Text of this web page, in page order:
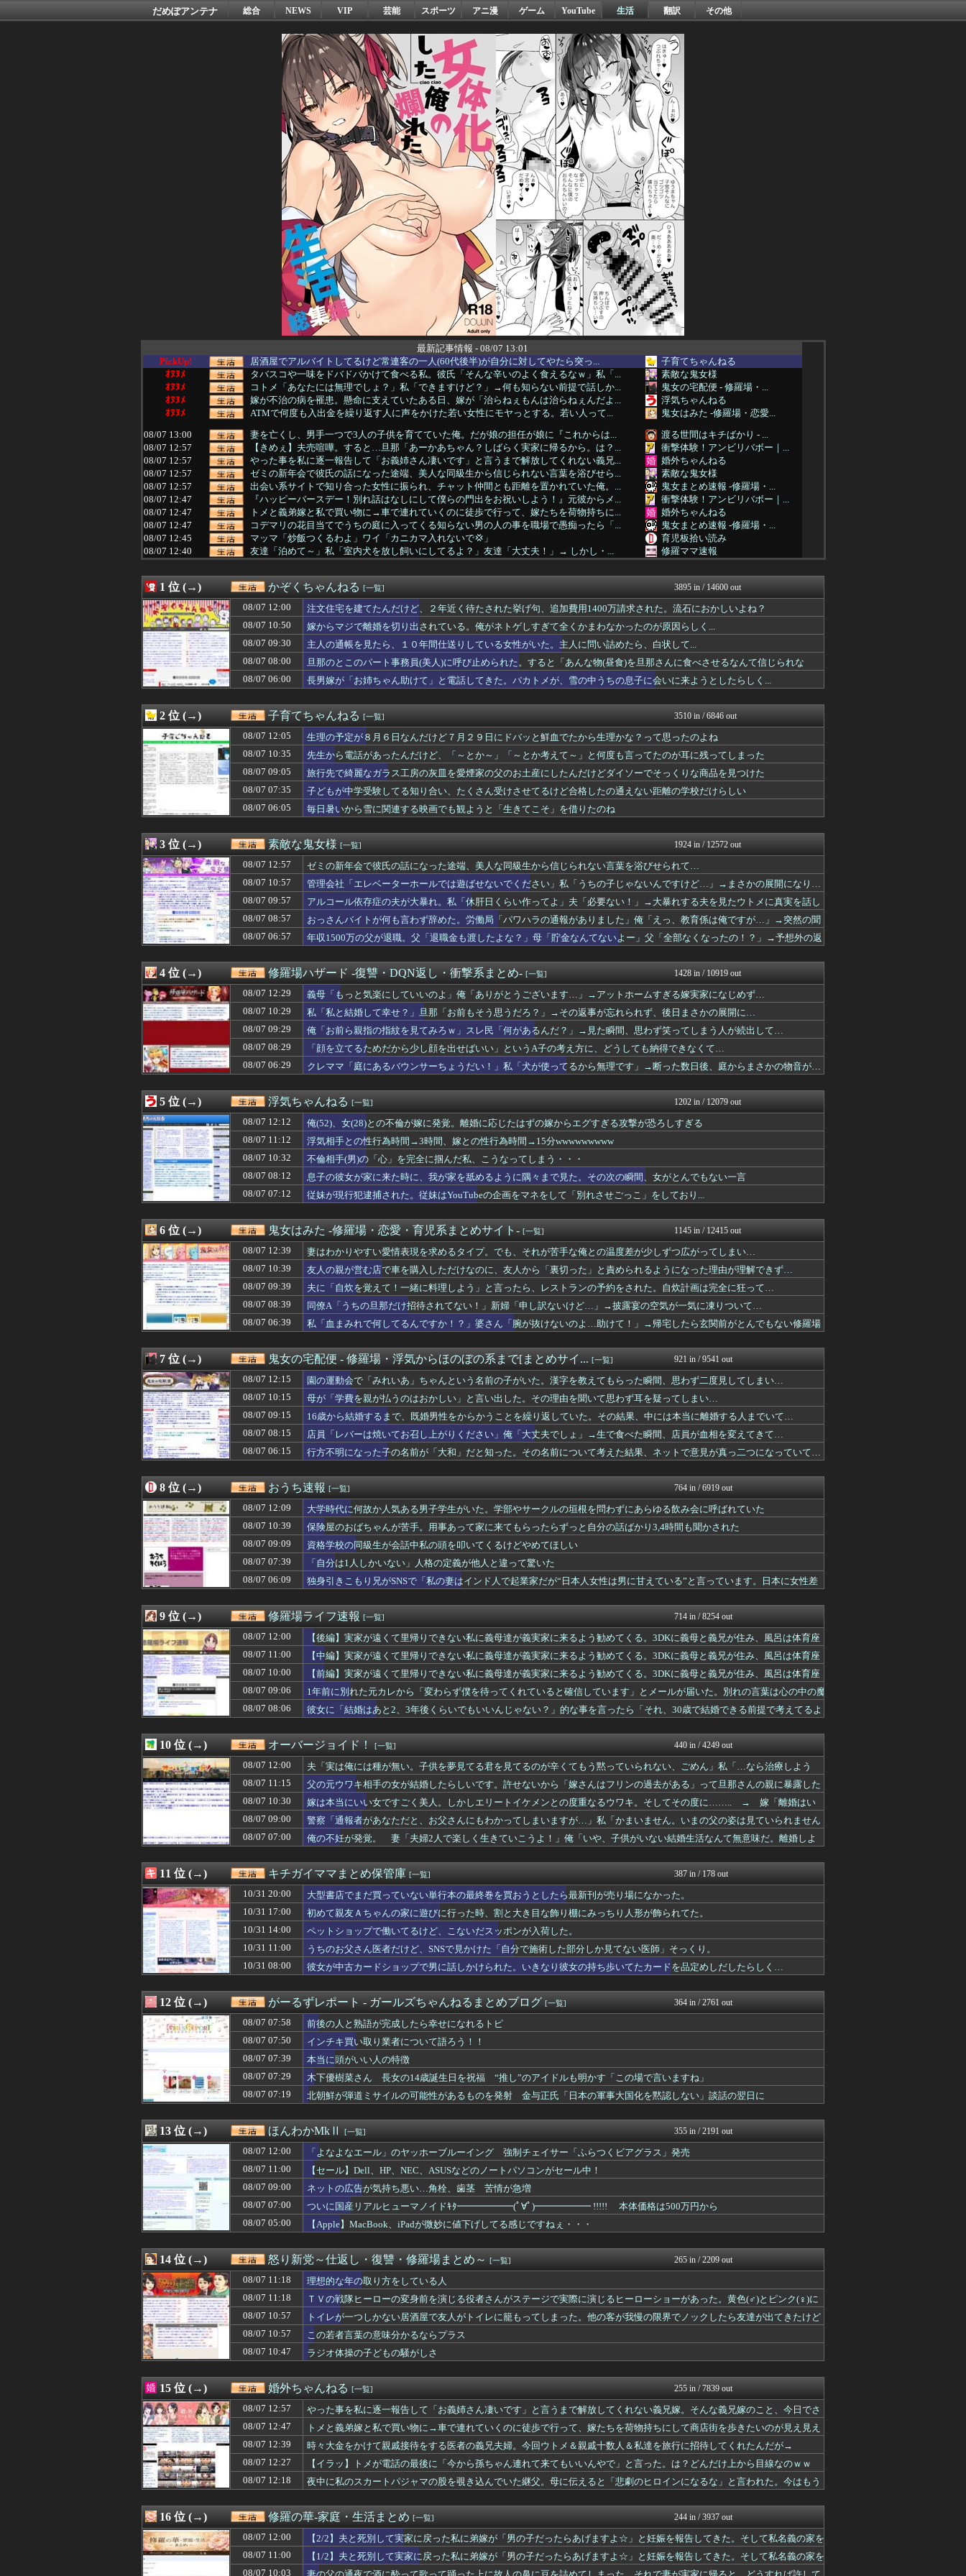
だめぽアンテナ 総合 NEWS VIP 芸能 スポーツ アニ漫 ゲーム YouTube 生活 翻訳 その他
最新記事情報 - 08/07 13:01
PickUp!
居酒屋でアルバイトしてるけど常連客の一人(60代後半)が自分に対してやたら突っ...
子育てちゃんねる
ｵﾇﾇﾒ
タバスコや一味をドバドバかけて食べる私。彼氏「そんな辛いのよく食えるなｗ」私「...
素敵な鬼女様
ｵﾇﾇﾒ
コトメ「あなたには無理でしょ？」私「できますけど？」→何も知らない前提で話しか...
鬼女の宅配便 - 修羅場・...
ｵﾇﾇﾒ
嫁が不治の病を罹患。懸命に支えていたある日、嫁が「治らねぇもんは治らねぇんだよ...
浮気ちゃんねる
ｵﾇﾇﾒ
ATMで何度も入出金を繰り返す人に声をかけた若い女性にモヤっとする。若い人って...
鬼女はみた -修羅場・恋愛...
08/07 13:00
妻を亡くし、男手一つで3人の子供を育てていた俺。だが娘の担任が娘に『これからは...
渡る世間はキチばかり - ...
08/07 12:57
【きめぇ】夫売喧嘩。すると…旦那「あーかあちゃん？しばらく実家に帰るから。は？...
衝撃体験！アンビリバボー｜...
08/07 12:57
やった事を私に逐一報告して「お義姉さん凄いです」と言うまで解放してくれない義兄...
婚外ちゃんねる
08/07 12:57
ゼミの新年会で彼氏の話になった途端、美人な同級生から信じられない言葉を浴びせら...
素敵な鬼女様
08/07 12:57
出会い系サイトで知り合った女性に振られ、チャット仲間とも距離を置かれていた俺。...
鬼女まとめ速報 -修羅場・...
08/07 12:47
『ハッピーバースデー！別れ話はなしにして僕らの門出をお祝いしよう！』元彼からメ...
衝撃体験！アンビリバボー｜...
08/07 12:47
トメと義弟嫁と私で買い物に→車で連れていくのに徒歩で行って、嫁たちを荷物持ちに...
婚外ちゃんねる
08/07 12:47
コデマリの花目当てでうちの庭に入ってくる知らない男の人の事を職場で愚痴ったら「...
鬼女まとめ速報 -修羅場・...
08/07 12:45
マッマ「炒飯つくるわよ」ワイ「カニカマ入れないで💢」
育児板拾い読み
08/07 12:40
友達「泊めて～」私「室内犬を放し飼いにしてるよ？」友達「大丈夫！」→ しかし・...
修羅ママ速報
08/07 12:39
受験のプレッシャーで反抗期が酷くなってきた息子に「お前が馬鹿なせいで俺も馬鹿な...
衝撃体験！アンビリバボー｜...
08/07 12:39
時々大金をかけて親戚接待をする医者の義兄夫婦。今回ウトメ＆親戚十数人＆私達を旅...
婚外ちゃんねる
08/07 12:39
妻はわかりやすい愛情表現を求めるタイプ。でも、それが苦手な俺との温度差が少しず...
鬼女はみた -修羅場・恋愛...
08/07 12:30
お茶入れたりコピー取るだけの仕事したい窓際族とかも憧れる
育児板拾い読み
08/07 12:29
義母「もっと気楽にしていいのよ」俺「ありがとうございます…」→アットホームすぎ...
修羅場ハザード -復讐・D...
08/07 12:27
実父の葬儀とコトメの結婚式が同じ日になってしまった→トメ「うちの人間なのに実家...
衝撃体験！アンビリバボー｜...
08/07 12:27
【正論乙】メシマズ嫁のご飯を息子が残した。「勿体ない！」とキレる嫁。すると息子...
鬼女まとめ速報 -修羅場・...
08/07 12:27
【イラッ】トメが電話の最後に「今から孫ちゃん連れて来てもいいんやで」と言った。...
婚外ちゃんねる
08/07 12:18
夜中に私のスカートパジャマの股を覗き込んでいた継父。母に伝えると「悲劇のヒロイ...
婚外ちゃんねる
08/07 12:18
ヒールの高い靴が好きだけど12センチヒールを履くとなぜか変な男に絡まれるときが...
衝撃体験！アンビリバボー｜...
08/07 12:15
園の運動会で「みれいあ」ちゃんという名前の子がいた。漢字を教えてもらった瞬間、...
鬼女の宅配便 - 修羅場・...
08/07 12:15
ゼット世代って今の14～30歳前後？
育児板拾い読み
08/07 12:12
俺(52)、女(28)との不倫が嫁に発覚。離婚に応じたはずの嫁からエグすぎる攻...
浮気ちゃんねる
08/07 12:10
【不倫】浮気する人はどうして言い訳が多いのか？
結婚・恋愛ニュースぷらす
08/07 12:09
大学時代に何故か人気ある男子学生がいた。学部やサークルの垣根を問わずにあらゆる...
おうち速報
08/07 12:05
生理の予定が８月６日なんだけど７月２９日にドバッと鮮血でたから生理かな？って思...
子育てちゃんねる
08/07 12:04
トメともめて、夫に言われしぶしぶ謝りに→怒っていたトメだが期限も一段落して帰ろ...
鬼女まとめ速報 -修羅場・...
08/07 12:04
義実家で甲子園を見ていた。義実家のある県代表校が勝ったので「良かったですね」と...
08/07 12:00
ランチ会に子供3人を連れてきたママ。子供1人や単身参加者と同額しか払おうとせず...
渡る世間はキチばかり - ...
08/07 12:00
夫「実は俺には種が無い。子供を夢見てる君を見てるのが辛くてもう黙っていられない...
オーバージョイド！
08/07 12:00
【後編】実家が遠くて里帰りできない私に義母達が義実家に来るよう勧めてくる。3D...
修羅場ライフ速報
08/07 12:00
ラインで稼げるとかいうの登録したけど「500円払え」だって
育児板拾い読み
08/07 12:00
【悲報】会社のトイレが異様に臭い理由⇒嘔吐現場を目撃された中途社員が『放った一...
修羅場まとめ速報
08/07 12:00
リュウジ氏「ダルい料理トップ10に入る」夏の定番料理は冷やし中華 「あり得ない...
気団談
08/07 12:00
【2/2】夫と死別して実家に戻った私に弟嫁が「男の子だったらあげますよ☆」と妊...
修羅の華-家庭・生活まとめ
08/07 12:00
注文住宅を建てたんだけど、２年近く待たされた挙げ句、追加費用1400万請求され...
かぞくちゃんねる
08/07 12:00
「よなよなエール」のヤッホーブルーイング 強制チェイサー「ふらつくビアグラス」...
ほんわかMkⅡ
08/07 11:57
元夫が私の住まいに近い病院に入院した→元夫「どうにか週に1回か2回だけでもいい...
衝撃体験！アンビリバボー｜...
08/07 11:57
40代のシングルマザーと結婚しようと思ってた。相手の子は中3の女の子。彼女は若...
鬼女まとめ速報 -修羅場・...
08/07 11:47
学校から「遊びの約束は行かせるな」と通達があったばかりなのに、息子が友達と映画...
衝撃体験！アンビリバボー｜...
08/07 11:47
妹が出産して以後だらしなくなったと愚痴る義弟。「離婚したら親権は絶対に僕がもら...
婚外ちゃんねる
08/07 11:47
最近よく遊びに来るようになった男の子に「宿題してからでないと遊べないよ」と断っ...
鬼女まとめ速報 -修羅場・...
発達におすすめのtodoリストない？
育児板拾い読み
08/07 11:40
自転車の女が転倒。私「（痛いだろうし、それ以上に恥ずかしいだろうな…）大丈夫で...
修羅ママ速報
08/07 11:18
理想的な年の取り方をしている人
怒り新党～仕返し・復讐・修...
08/07 11:18
ＴＶの戦隊ヒーローの変身前を演じる役者さんがステージで実際に演じるヒーローショ...
怒り新党～仕返し・復讐・修...
08/07 11:15
父の元ウワキ相手の女が結婚したらしいです。許せないから「嫁さんはフリンの過去が...
オーバージョイド！
08/07 11:12
浮気相手との性行為時間→3時間、嫁との性行為時間→15分wwwwwwwww
浮気ちゃんねる
08/07 11:00
【疑問】夫の愚痴連発「それ酷くない？」私『でも良いところもあって…』ハシゴを外...
修羅場まとめ速報
08/07 11:00
生涯治るかわからない病気で障害年金1級になった私。だが母に姪へのプレゼントを強...
渡る世間はキチばかり - ...
08/07 11:00
【中編】実家が遠くて里帰りできない私に義母達が義実家に来るよう勧めてくる。3D...
修羅場ライフ速報
08/07 11:00
【セール】Dell、HP、NEC、ASUSなどのノートパソコンがセール中！
08/07 11:00
44歳無職です。精神科に通院中で生活保護を受けてます。妻に酷いことばかりしたの...
すまいる(^-^)ぶろぐ
08/07 11:00
【1/2】夫と死別して実家に戻った私に弟嫁が「男の子だったらあげますよ☆」と妊...
修羅の華-家庭・生活まとめ
08/07 10:57
トイレが一つしかない居酒屋で友人がトイレに籠もってしまった。他の客が我慢の限界...
怒り新党～仕返し・復讐・修...
08/07 10:57
この若者言葉の意味分かるならプラス
08/07 10:50
嫁からマジで離婚を切り出されている。俺がネトゲしすぎて全くかまわなかったのが原...
かぞくちゃんねる
08/07 10:50
【問題山積み】結婚記念日に行為拒否された理由がコレwwww旦那の「アル中」生活...
気団まとめ-噫無情-｜嫁・...
08/07 10:47
ラジオ体操の子どもの騒がしさ
怒り新党～仕返し・復讐・修...
08/07 10:45
なに！？蜘蛛出たの！？
育児板拾い読み
08/07 10:39
年上の部下への注意の仕方
怒り新党～仕返し・復讐・修...
08/07 10:39
保険屋のおばちゃんが苦手。用事あって家に来てもらったらずっと自分の話ばかり3,...
おうち速報
08/07 10:39
カルティエ
怒り新党～仕返し・復讐・修...
08/07 10:39
友人の親が営む店で車を購入しただけなのに、友人から「裏切った」と責められるよう...
鬼女はみた -修羅場・恋愛...
08/07 10:32
不倫相手(男)の「心」を完全に掴んだ私、こうなってしまう・・・
浮気ちゃんねる
08/07 10:31
彼女が失踪して4年になるんだけど
08/07 10:30
【修羅場】嫁友が「浮気相手にして」→オレが応じないと嘘言いふらしやがった結果ｗ...
気団まとめ-噫無情-｜嫁・...
08/07 10:30
嫁は本当にいい女ですごく美人。しかしエリートイケメンとの度重なるウワキ。そして...
オーバージョイド！
08/07 10:29
私「私と結婚して幸せ？」旦那「お前もそう思うだろ？」→その返事が忘れられず、後...
修羅場ハザード -復讐・D...
08/07 10:22
米沢りかのエッセイ漫画で知ってあこがれてたの
ねこのあまやどり
08/07 10:18
私の誕生日に旦那飲みに行く
怒り新党～仕返し・復讐・修...
08/07 10:15
母が「学費を親が払うのはおかしい」と言い出した。その理由を聞いて思わず耳を疑っ...
鬼女の宅配便 - 修羅場・...
08/07 10:15
女子とアフタヌーンティーとか行ってみたかった
育児板拾い読み
08/07 10:10
【悲報】40代鬼男、若い彼女のために私服デビューｗｗｗ嫁にバレるフラグが止まら...
気団まとめ-噫無情-｜嫁・...
08/07 10:03
妻の父の通夜で酒に酔って歌って踊った上に故人の鼻に豆を詰めてしまった。それで妻...
08/07 10:00
【前編】実家が遠くて里帰りできない私に義母達が義実家に来るよう勧めてくる。3D...
修羅場ライフ速報
08/07 09:57
アルコール依存症の夫が大暴れ。私「休肝日くらい作ってよ」夫「必要ない！」→大暴...
素敵な鬼女様
08/07 09:50
【悲報】妻と離婚決意した理由がこれ…仕事忙しいだけなのにｗｗｗｗ
気団まとめ-噫無情-｜嫁・...
08/07 09:40
新入社員の教育担当になった。私「ほら、電話とって」新人「嫌！怖い！」上司「あと...
08/07 09:39
夫に「自炊を覚えて！一緒に料理しよう」と言ったら、レストランの予約をされた。自...
08/07 09:30
主人の通帳を見たら、１０年間仕送りしている女性がいた。主人に問い詰めたら、白状...
かぞくちゃんねる
08/07 09:30
【悲劇】出会い系で見つけた相手が嫁だった結果ｗｗｗｗ
気団まとめ-噫無情-｜嫁・...
08/07 09:29
腹痛と下痢が止まらず…間違いなく原因は昨日のあれだ…
男性様｜気団・生活2chま...
08/07 09:19
【えっ】血迷ってデリ経験者と結婚した結果wwwwww…
男性様｜気団・生活2chま...
08/07 09:15
16歳から結婚するまで、既婚男性をからかうことを繰り返していた。その結果、中に...
鬼女の宅配便 - 修羅場・...
08/07 09:10
【驚愕】金髪碧眼の子供が生まれた結果…修羅場過ぎる理由がコレｗｗｗｗ
気団まとめ-噫無情-｜嫁・...
08/07 09:09
資格学校の同級生が会話中私の頭を叩いてくるけどやめてほしい
おうち速報
08/07 09:06
1年前に別れた元カレから「変わらず僕を待ってくれていると確信しています」とメー...
修羅場ライフ速報
08/07 09:05
旅行先で綺麗なガラス工房の灰皿を愛煙家の父のお土産にしたんだけどダイソーでそっ...
子育てちゃんねる
08/07 09:03
友人が自分とゲームキャラの名前を入れた婚姻届をSNSに載せた。結婚報告したとこ...
修羅の華-家庭・生活まとめ
08/07 09:00
ネットの広告が気持ち悪い…角栓、歯茎 苦情が急増
ほんわかMkⅡ
08/07 09:00
彼氏「俺の親は毒親。だから結婚しても一切関わらなくていい」私「うん」彼氏「その...
すまいる(^-^)ぶろぐ
08/07 08:57
友達がいないから1人行動、おかしいですか
喪女リカ喪女ルカ┃鬼女・生...
08/07 08:57
おっさんバイトが何も言わず辞めた。労働局「パワハラの通報がありました」俺「えっ...
素敵な鬼女様
08/07 08:50
【惨劇】無職の旦那、若妻の不倫発覚！2歳の息子の将来が不安すぎてヤバイｗｗｗｗ
気団まとめ-噫無情-｜嫁・...
08/07 08:47
交際解消の定義
喪女リカ喪女ルカ┃鬼女・生...
08/07 08:39
【いじめ】なんで嫌いな人に執着するんだろう？
喪女リカ喪女ルカ┃鬼女・生...
同僚A「うちの旦那だけ招待されてない！」新婦「申し訳ないけど…」→披露宴の空気...
鬼女はみた -修羅場・恋愛...
【悲報】3年毎に浮気する嫁を再構築したい旦那がとんでもない決意ｗｗｗｗ
気団まとめ-噫無情-｜嫁・...
08/07 08:29
「顔を立てるためだから少し顔を出せばいい」というA子の考え方に、どうしても納得...
修羅場ハザード -復讐・D...
08/07 08:15
店員「レバーは焼いてお召し上がりください」俺「大丈夫でしょ」→生で食べた瞬間、...
鬼女の宅配便 - 修羅場・...
08/07 08:12
息子の彼女が家に来た時に、我が家を舐めるように隅々まで見た。その次の瞬間、女が...
浮気ちゃんねる
08/07 08:06
彼女に「結婚はあと2、3年後くらいでもいいんじゃない？」的な事を言ったら「それ...
修羅場ライフ速報
08/07 08:04
人生は始めから決まっている？
喪女リカ喪女ルカ┃鬼女・生...
08/07 08:03
夫から前妻との子の高校入学祝いに10万円を送ると言われた。当然のように家計から...
修羅の華-家庭・生活まとめ
08/07 08:00
旦那のとこのパート事務員(美人)に呼び止められた。すると「あんな物(昼食)を旦...
08/07 07:58
前後の人と熟語が完成したら幸せになれるトピ
がーるずレポート - ガー...
08/07 07:57
理想的な年の取り方をしている人
基地沢直樹-復讐・修羅場・...
08/07 07:57
ヴィーナスラインある人
喪女リカ喪女ルカ┃鬼女・生...
08/07 07:47
この若者言葉の意味分かるならプラス
基地沢直樹-復讐・修羅場・...
08/07 07:47
盗んだネックレスを質屋に持ち込み「ダイヤじゃないよ」といわれて怒り心頭でAママ...
奥様は鬼女-DQN返しまと...
08/07 07:47
自分しか好きじゃないだろうマンガの１シーン
08/07 07:40
【子どもを生んで一人前？】結婚相談所職員さん、子なし女性にド正論を述べてしまう...
08/07 07:40
嫁「ごめんなさい、彼氏との子供ができたから別れてほしいの」間男「頼む！」俺「エ...
修羅ママ速報
08/07 07:39
「自分は1人しかいない」人格の定義が他人と違って驚いた
おうち速報
08/07 07:39
本当に頭がいい人の特徴
がーるずレポート - ガー...
08/07 07:39
あんまりイケメンっていないよね。。（雰囲気イケメンは除く）
喪女リカ喪女ルカ┃鬼女・生...
08/07 07:39
職場のおばちゃんたちの会話を聞き耳頭巾ｗ
奥様は鬼女-DQN返しまと...
08/07 07:35
子どもが中学受験してる知り合い、たくさん受けさせてるけど合格したの通えない距離...
子育てちゃんねる
08/07 07:31
2歳半の息子が随分と語彙が増えてきた
気団談
08/07 07:29
木下優樹菜さん 長女の14歳誕生日を祝福 “推し”のアイドルも明かす「この場で...
がーるずレポート - ガー...
08/07 07:19
北朝鮮が弾道ミサイルの可能性があるものを発射 金与正氏「日本の軍事大国化を黙認...
ファミレスの隣の席で、泥ママと、その被害者三人が話し合いをしている様子。ワクテ...
奥様は鬼女-DQN返しまと...
08/07 07:18
【2026年8月】メンタルに病がある人の雑談トピ
基地沢直樹-復讐・修羅場・...
08/07 07:12
従妹が現行犯逮捕された。従妹はYouTubeの企画をマネをして「別れさせごっこ...
浮気ちゃんねる
08/07 07:09
一番ヤバかった食生活
08/07 07:06
不倫相手の子を産んだ姉の病室で元彼と不倫相手夫婦が取っ組み合いになった。すると...
修羅場ライフ速報
08/07 07:04
泥棒疑惑のトラウマ報告。気の毒だと思いますが、やっぱ見た目って重要なわけで…
奥様は鬼女-DQN返しまと...
08/07 07:04
はじめてのおつかい 反対派の人
基地沢直樹-復讐・修羅場・...
08/07 07:03
ホームパーティー後に娘の服6着が消えて、仕事部屋のミシンも壊れてた。警察を呼ん...
修羅の華-家庭・生活まとめ
08/07 07:00
俺の不妊が発覚。 妻「夫婦2人で楽しく生きていこうよ！」俺「いや、子供がいない...
08/07 07:00
ついに国産リアルヒューマノイドｷﾀ━━━━━━(ﾟ∀ﾟ)━━━━━━ !!!!...
ほんわかMkⅡ
08/07 07:00
【物議】「Bが来るならもう付き合えない」呼んでない集まりに迷惑仲間を連れてくる...
修羅場まとめ速報
08/07 07:00
モラハラ父に耐え続け、能面のようになった母。娘の私が『自分の幸せを考えて』と伝...
渡る世間はキチばかり - ...
08/07 07:00
「俺の事好きだよね？」と頻繁に確認してくる旦那がうざい。結婚してもう６年にもな...
08/07 06:57
株式投資、若年男性の自信喪失の原因に-6割超が「人生の敗者」自認
08/07 06:57
【集え】自転車民
基地沢直樹-復讐・修羅場・...
08/07 06:57
年収1500万の父が退職。父「退職金も渡したよな？」母「貯金なんてないよー」父... 素敵な鬼女様
1 位 (→) かぞくちゃんねる [一覧] 3895 in / 14600 out
08/07 12:00
注文住宅を建てたんだけど、２年近く待たされた挙げ句、追加費用1400万請求された。流石におかしいよね？
08/07 10:50
嫁からマジで離婚を切り出されている。俺がネトゲしすぎて全くかまわなかったのが原因らしく...
08/07 09:30
主人の通帳を見たら、１０年間仕送りしている女性がいた。主人に問い詰めたら、白状して...
08/07 08:00
旦那のとこのパート事務員(美人)に呼び止められた。すると「あんな物(昼食)を旦那さんに食べさせるなんて信じられな
い！」と言い出し...
08/07 06:00 長男嫁が「お姉ちゃん助けて」と電話してきた。バカトメが、雪の中うちの息子に会いに来ようとしたらしく...
2 位 (→) 子育てちゃんねる [一覧] 3510 in / 6846 out
08/07 12:05
生理の予定が８月６日なんだけど７月２９日にドバッと鮮血でたから生理かな？って思ったのよね
08/07 10:35
先生から電話があったんだけど、「～とか～」「～とか考えて～」と何度も言ってたのが耳に残ってしまった
08/07 09:05
旅行先で綺麗なガラス工房の灰皿を愛煙家の父のお土産にしたんだけどダイソーでそっくりな商品を見つけた
08/07 07:35
子どもが中学受験してる知り合い、たくさん受けさせてるけど合格したの通えない距離の学校だけらしい
08/07 06:05
毎日暑いから雪に関連する映画でも観ようと「生きてこそ」を借りたのね
3 位 (→) 素敵な鬼女様 [一覧] 1924 in / 12572 out
08/07 12:57
ゼミの新年会で彼氏の話になった途端、美人な同級生から信じられない言葉を浴びせられて…
08/07 10:57
管理会社「エレベーターホールでは遊ばせないでください」私「うちの子じゃないんですけど…」→まさかの展開になり…
08/07 09:57
アルコール依存症の夫が大暴れ。私「休肝日くらい作ってよ」夫「必要ない！」→大暴れする夫を見たウトメに真実を話し
た結果…
08/07 08:57
おっさんバイトが何も言わず辞めた。労働局「パワハラの通報がありました」俺「えっ、教育係は俺ですが…」→突然の聞
き取り調査が始まり…
08/07 06:57
年収1500万の父が退職。父「退職金も渡したよな？」母「貯金なんてないよー」父「全部なくなったの！？」→予想外の返
4 位 (→) 修羅場ハザード -復讐・DQN返し・衝撃系まとめ- [一覧] 1428 in / 10919 out
08/07 12:29
義母「もっと気楽にしていいのよ」俺「ありがとうございます…」→アットホームすぎる嫁実家になじめず…
08/07 10:29
私「私と結婚して幸せ？」旦那「お前もそう思うだろ？」→その返事が忘れられず、後日まさかの展開に…
08/07 09:29
俺「お前ら親指の指紋を見てみろｗ」スレ民「何があるんだ？」→見た瞬間、思わず笑ってしまう人が続出して…
08/07 08:29
「顔を立てるためだから少し顔を出せばいい」というA子の考え方に、どうしても納得できなくて…
08/07 06:29
クレママ「庭にあるバウンサーちょうだい！」私「犬が使ってるから無理です」→断った数日後、庭からまさかの物音が…
5 位 (→) 浮気ちゃんねる [一覧] 1202 in / 12079 out
08/07 12:12
俺(52)、女(28)との不倫が嫁に発覚。離婚に応じたはずの嫁からエグすぎる攻撃が恐ろしすぎる
08/07 11:12
浮気相手との性行為時間→3時間、嫁との性行為時間→15分wwwwwwwww
08/07 10:32
不倫相手(男)の「心」を完全に掴んだ私、こうなってしまう・・・
08/07 08:12
息子の彼女が家に来た時に、我が家を舐めるように隅々まで見た。その次の瞬間、女がとんでもない一言
08/07 07:12
従妹が現行犯逮捕された。従妹はYouTubeの企画をマネをして「別れさせごっこ」をしており...
6 位 (→) 鬼女はみた -修羅場・恋愛・育児系まとめサイト- [一覧] 1145 in / 12415 out
08/07 12:39
妻はわかりやすい愛情表現を求めるタイプ。でも、それが苦手な俺との温度差が少しずつ広がってしまい…
08/07 10:39
友人の親が営む店で車を購入しただけなのに、友人から「裏切った」と責められるようになった理由が理解できず…
08/07 09:39
夫に「自炊を覚えて！一緒に料理しよう」と言ったら、レストランの予約をされた。自炊計画は完全に狂って…
08/07 08:39
同僚A「うちの旦那だけ招待されてない！」新婦「申し訳ないけど…」→披露宴の空気が一気に凍りついて…
08/07 06:39
私「血まみれで何してるんですか！？」婆さん「腕が抜けないのよ…助けて！」→帰宅したら玄関前がとんでもない修羅場
7 位 (→) 鬼女の宅配便 - 修羅場・浮気からほのぼの系まで[まとめサイ... [一覧] 921 in / 9541 out
08/07 12:15
園の運動会で「みれいあ」ちゃんという名前の子がいた。漢字を教えてもらった瞬間、思わず二度見してしまい…
08/07 10:15
母が「学費を親が払うのはおかしい」と言い出した。その理由を聞いて思わず耳を疑ってしまい…
08/07 09:15
16歳から結婚するまで、既婚男性をからかうことを繰り返していた。その結果、中には本当に離婚する人までいて…
08/07 08:15
店員「レバーは焼いてお召し上がりください」俺「大丈夫でしょ」→生で食べた瞬間、店員が血相を変えてきて…
08/07 06:15
行方不明になった子の名前が「大和」だと知った。その名前について考えた結果、ネットで意見が真っ二つになっていて…
8 位 (→) おうち速報 [一覧] 764 in / 6919 out
08/07 12:09
大学時代に何故か人気ある男子学生がいた。学部やサークルの垣根を問わずにあらゆる飲み会に呼ばれていた
08/07 10:39
保険屋のおばちゃんが苦手。用事あって家に来てもらったらずっと自分の話ばかり3,4時間も聞かされた
08/07 09:09
資格学校の同級生が会話中私の頭を叩いてくるけどやめてほしい
08/07 07:39
「自分は1人しかいない」人格の定義が他人と違って驚いた
08/07 06:09
独身引きこもり兄がSNSで「私の妻はインド人で起業家だが“日本人女性は男に甘えている”と言っています。日本に女性差
9 位 (→) 修羅場ライフ速報 [一覧] 714 in / 8254 out
08/07 12:00
【後編】実家が遠くて里帰りできない私に義母達が義実家に来るよう勧めてくる。3DKに義母と義兄が住み、風呂は体育座
りで入る狭さなので正直行きたくない…
08/07 11:00
【中編】実家が遠くて里帰りできない私に義母達が義実家に来るよう勧めてくる。3DKに義母と義兄が住み、風呂は体育座
りで入る狭さなので正直行きたくない…
08/07 10:00
【前編】実家が遠くて里帰りできない私に義母達が義実家に来るよう勧めてくる。3DKに義母と義兄が住み、風呂は体育座
りで入る狭さなので正直行きたくない…
08/07 09:06
1年前に別れた元カレから「変わらず僕を待ってくれていると確信しています」とメールが届いた。別れの言葉は心の中の魔
が言わせたとして復縁を求められ…
08/07 08:06
彼女に「結婚はあと2、3年後くらいでもいいんじゃない？」的な事を言ったら「それ、30歳で結婚できる前提で考えてるよ
10 位 (→) オーバージョイド！ [一覧] 440 in / 4249 out
08/07 12:00
夫「実は俺には種が無い。子供を夢見てる君を見てるのが辛くてもう黙っていられない、ごめん」私「…なら治療しよう
よ」夫「経験しなくていいはずの辱めを受けろと？君には俺の心に寄り添って支えようという気持ちはないのか？」私
「….！？」
08/07 11:15
父の元ウワキ相手の女が結婚したらしいです。許せないから「嫁さんはフリンの過去がある」って旦那さんの親に暴露した
ら私ってバレますか？ → 暴露しちゃった結果wwwwww..
08/07 10:30
嫁は本当にいい女ですごく美人。しかしエリートイケメンとの度重なるウワキ。そしてその度に…….. → 嫁「離婚はい
や！私にはアナタしかいないとわかった！！」俺「そんなに好きならそいつと結婚しろよ！じゃあな！」
08/07 09:00
警察「通報者があなただと、お父さんにもわかってしまいますが…」私「かまいません。いまの父の姿は見ていられません
から…」 私は涙ながらに伝えた。警察「わかりました。内偵を開始します」 → そして父は……..
08/07 07:00
俺の不妊が発覚。 妻「夫婦2人で楽しく生きていこうよ！」俺「いや、子供がいない結婚生活なんて無意味だ。離婚しよ
11 位 (→) キチガイママまとめ保管庫 [一覧] 387 in / 178 out
10/31 20:00
大型書店でまだ買っていない単行本の最終巻を買おうとしたら最新刊が売り場になかった。
10/31 17:00
初めて親友Ａちゃんの家に遊びに行った時、割と大き目な飾り棚にみっちり人形が飾られてた。
10/31 14:00
ペットショップで働いてるけど、こないだスッポンが入荷した。
10/31 11:00
うちのお父さん医者だけど、SNSで見かけた「自分で施術した部分しか見てない医師」そっくり。
10/31 08:00
彼女が中古カードショップで男に話しかけられた。いきなり彼女の持ち歩いてたカードを品定めしだしたらしく…
12 位 (→) がーるずレポート - ガールズちゃんねるまとめブログ [一覧] 364 in / 2761 out
08/07 07:58
前後の人と熟語が完成したら幸せになれるトピ
08/07 07:50
インチキ買い取り業者について語ろう！！
08/07 07:39
本当に頭がいい人の特徴
08/07 07:29
木下優樹菜さん 長女の14歳誕生日を祝福 “推し”のアイドルも明かす「この場で言いますね」
08/07 07:19
北朝鮮が弾道ミサイルの可能性があるものを発射 金与正氏「日本の軍事大国化を黙認しない」談話の翌日に
13 位 (→) ほんわかMkⅡ [一覧] 355 in / 2191 out
08/07 12:00
「よなよなエール」のヤッホーブルーイング 強制チェイサー「ふらつくビアグラス」発売
08/07 11:00
【セール】Dell、HP、NEC、ASUSなどのノートパソコンがセール中！
08/07 09:00
ネットの広告が気持ち悪い…角栓、歯茎 苦情が急増
08/07 07:00
ついに国産リアルヒューマノイドｷﾀ━━━━━━(ﾟ∀ﾟ)━━━━━━ !!!!! 本体価格は500万円から
08/07 05:00
【Apple】MacBook、iPadが微妙に値下げしてる感じですねぇ・・・
14 位 (→) 怒り新党～仕返し・復讐・修羅場まとめ～ [一覧] 265 in / 2209 out
08/07 11:18
理想的な年の取り方をしている人
08/07 11:18
ＴＶの戦隊ヒーローの変身前を演じる役者さんがステージで実際に演じるヒーローショーがあった。黄色(♂)とピンク(♀)に
あげたい！と小さなプレゼントを用意してた
08/07 10:57
トイレが一つしかない居酒屋で友人がトイレに籠もってしまった。他の客が我慢の限界でノックしたら友達が出てきたけど
客を不機嫌そうに睨んでいて神経分からん
08/07 10:57
この若者言葉の意味分かるならプラス
08/07 10:47
ラジオ体操の子どもの騒がしさ
15 位 (→) 婚外ちゃんねる [一覧] 255 in / 7839 out
08/07 12:57
やった事を私に逐一報告して「お義姉さん凄いです」と言うまで解放してくれない義兄嫁。そんな義兄嫁のこと、今日でさ
らに嫌いになりました。その理由→
08/07 12:47
トメと義弟嫁と私で買い物に→車で連れていくのに徒歩で行って、嫁たちを荷物持ちにして商店街を歩きたいのが見え見え
ｗｗトメから後退していく嫁ズ→
08/07 12:39
時々大金をかけて親戚接待をする医者の義兄夫婦。今回ウトメ＆親戚十数人＆私達を旅行に招待してくれたんだが→
08/07 12:27
【イラッ】トメが電話の最後に「今から孫ちゃん連れて来てもいいんやで」と言った。は？どんだけ上から目線なのｗｗ
08/07 12:18
夜中に私のスカートパジャマの股を覗き込んでいた継父。母に伝えると「悲劇のヒロインになるな」と言われた。今はもう
16 位 (→) 修羅の華-家庭・生活まとめ [一覧] 244 in / 3937 out
08/07 12:00
【2/2】夫と死別して実家に戻った私に弟嫁が「男の子だったらあげますよ☆」と妊娠を報告してきた。そして私名義の家を
弟が継ぐ前提で話し出し…
08/07 11:00
【1/2】夫と死別して実家に戻った私に弟嫁が「男の子だったらあげますよ☆」と妊娠を報告してきた。そして私名義の家を
弟が継ぐ前提で話し出し…
08/07 10:03